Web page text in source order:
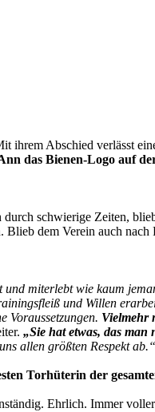
ihrem Abschied verlässt
das Bienen-Logo auf
schwierige Zeiten,
dem Verein auch
und miterlebt wie kaum
und Willen
Voraussetzungen. Vielmehr
„Sie hat etwas, das
allen größten Respekt ab.“
Torhüterin der
Ehrlich. Immer